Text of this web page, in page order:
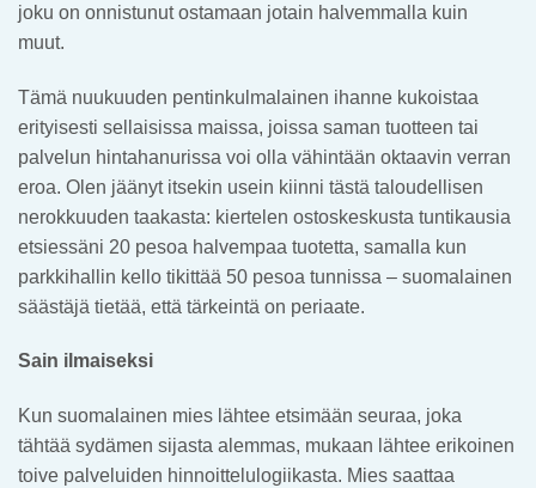
joku on onnistunut ostamaan jotain halvemmalla kuin
muut.
Tämä nuukuuden pentinkulmalainen ihanne kukoistaa
erityisesti sellaisissa maissa, joissa saman tuotteen tai
palvelun hintahanurissa voi olla vähintään oktaavin verran
eroa. Olen jäänyt itsekin usein kiinni tästä taloudellisen
nerokkuuden taakasta: kiertelen ostoskeskusta tuntikausia
etsiessäni 20 pesoa halvempaa tuotetta, samalla kun
parkkihallin kello tikittää 50 pesoa tunnissa – suomalainen
säästäjä tietää, että tärkeintä on periaate.
Sain ilmaiseksi
Kun suomalainen mies lähtee etsimään seuraa, joka
tähtää sydämen sijasta alemmas, mukaan lähtee erikoinen
toive palveluiden hinnoittelulogiikasta. Mies saattaa